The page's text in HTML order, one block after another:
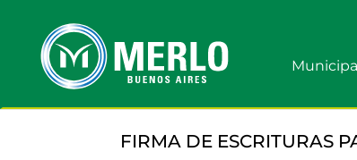
FIRMA DE ESCRITURAS